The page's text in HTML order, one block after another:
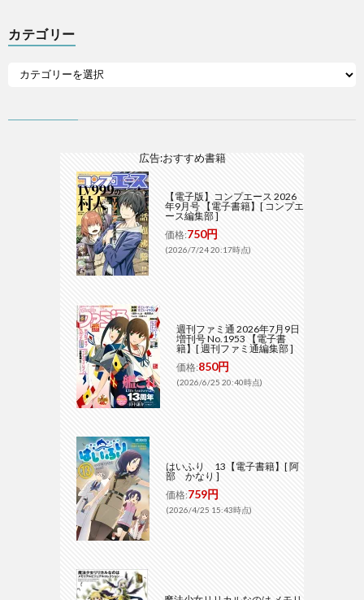
カテゴリー
広告:おすすめ書籍
【電子版】コンプエース 2026
年9月号 【電子書籍】[ コンプエ
ース編集部 ]
価格:750円
(2026/7/24 20:17時点)
週刊ファミ通 2026年7月9日
増刊号 No.1953 【電子書
籍】[ 週刊ファミ通編集部 ]
価格:850円
(2026/6/25 20:40時点)
はいふり 13【電子書籍】[ 阿
部 かなり ]
価格:759円
(2026/4/25 15:43時点)